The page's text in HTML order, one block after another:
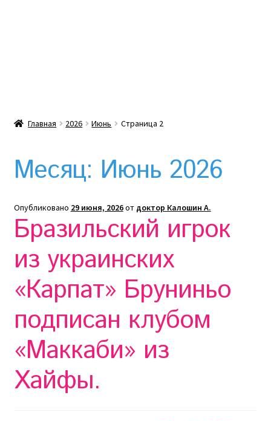
Контакты
Корзина
Мой аккаунт
Необычный союз NAnews и Nikk.Agency
Отзывы про Клексан
Оформление заказа
Политика конфиденциальности
Главная 2026 Июнь Страница 2
Месяц: Июнь 2026
Опубликовано 29 июня, 2026от доктор Калошин А.
Бразильский игрок
из украинских
«Карпат» Бруниньо
подписан клубом
«Маккаби» из
Хайфы.